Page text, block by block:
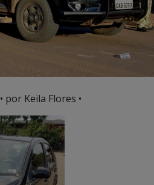
• por Keila Flores •